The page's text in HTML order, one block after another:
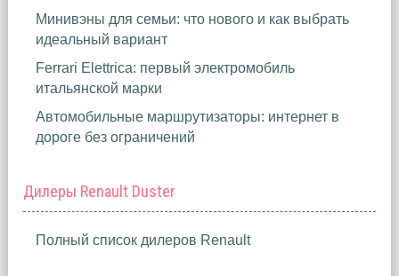
Минивэны для семьи: что нового и как выбрать
идеальный вариант
Ferrari Elettrica: первый электромобиль
итальянской марки
Автомобильные маршрутизаторы: интернет в
дороге без ограничений
Дилеры Renault Duster
Полный список дилеров Renault